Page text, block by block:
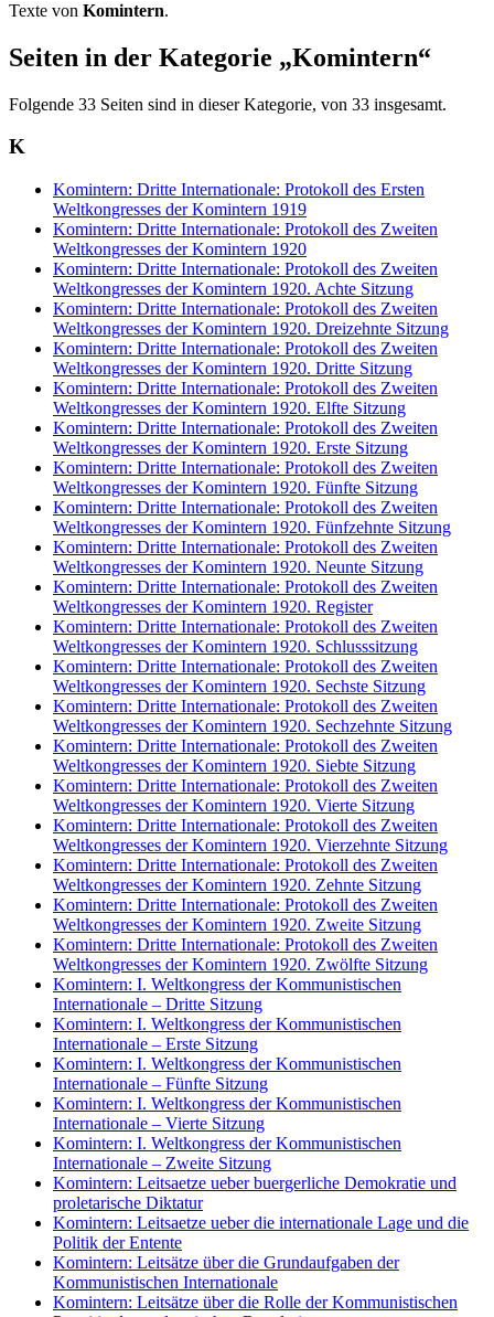
Texte von Komintern.
Seiten in der Kategorie „Komintern“
Folgende 33 Seiten sind in dieser Kategorie, von 33 insgesamt.
K
Komintern: Dritte Internationale: Protokoll des Ersten
Weltkongresses der Komintern 1919
Komintern: Dritte Internationale: Protokoll des Zweiten
Weltkongresses der Komintern 1920
Komintern: Dritte Internationale: Protokoll des Zweiten
Weltkongresses der Komintern 1920. Achte Sitzung
Komintern: Dritte Internationale: Protokoll des Zweiten
Weltkongresses der Komintern 1920. Dreizehnte Sitzung
Komintern: Dritte Internationale: Protokoll des Zweiten
Weltkongresses der Komintern 1920. Dritte Sitzung
Komintern: Dritte Internationale: Protokoll des Zweiten
Weltkongresses der Komintern 1920. Elfte Sitzung
Komintern: Dritte Internationale: Protokoll des Zweiten
Weltkongresses der Komintern 1920. Erste Sitzung
Komintern: Dritte Internationale: Protokoll des Zweiten
Weltkongresses der Komintern 1920. Fünfte Sitzung
Komintern: Dritte Internationale: Protokoll des Zweiten
Weltkongresses der Komintern 1920. Fünfzehnte Sitzung
Komintern: Dritte Internationale: Protokoll des Zweiten
Weltkongresses der Komintern 1920. Neunte Sitzung
Komintern: Dritte Internationale: Protokoll des Zweiten
Weltkongresses der Komintern 1920. Register
Komintern: Dritte Internationale: Protokoll des Zweiten
Weltkongresses der Komintern 1920. Schlusssitzung
Komintern: Dritte Internationale: Protokoll des Zweiten
Weltkongresses der Komintern 1920. Sechste Sitzung
Komintern: Dritte Internationale: Protokoll des Zweiten
Weltkongresses der Komintern 1920. Sechzehnte Sitzung
Komintern: Dritte Internationale: Protokoll des Zweiten
Weltkongresses der Komintern 1920. Siebte Sitzung
Komintern: Dritte Internationale: Protokoll des Zweiten
Weltkongresses der Komintern 1920. Vierte Sitzung
Komintern: Dritte Internationale: Protokoll des Zweiten
Weltkongresses der Komintern 1920. Vierzehnte Sitzung
Komintern: Dritte Internationale: Protokoll des Zweiten
Weltkongresses der Komintern 1920. Zehnte Sitzung
Komintern: Dritte Internationale: Protokoll des Zweiten
Weltkongresses der Komintern 1920. Zweite Sitzung
Komintern: Dritte Internationale: Protokoll des Zweiten
Weltkongresses der Komintern 1920. Zwölfte Sitzung
Komintern: I. Weltkongress der Kommunistischen
Internationale – Dritte Sitzung
Komintern: I. Weltkongress der Kommunistischen
Internationale – Erste Sitzung
Komintern: I. Weltkongress der Kommunistischen
Internationale – Fünfte Sitzung
Komintern: I. Weltkongress der Kommunistischen
Internationale – Vierte Sitzung
Komintern: I. Weltkongress der Kommunistischen
Internationale – Zweite Sitzung
Komintern: Leitsaetze ueber buergerliche Demokratie und
proletarische Diktatur
Komintern: Leitsaetze ueber die internationale Lage und die
Politik der Entente
Komintern: Leitsätze über die Grundaufgaben der
Kommunistischen Internationale
Komintern: Leitsätze über die Rolle der Kommunistischen